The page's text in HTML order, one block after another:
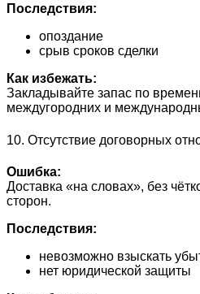
Последствия:
опоздание
срыв сроков сделки
Как избежать:
Закладывайте запас по
междугородних и
10. Отсутствие договорных
Ошибка:
Доставка «на словах», без
сторон.
Последствия:
невозможно взыскать
нет юридической защиты